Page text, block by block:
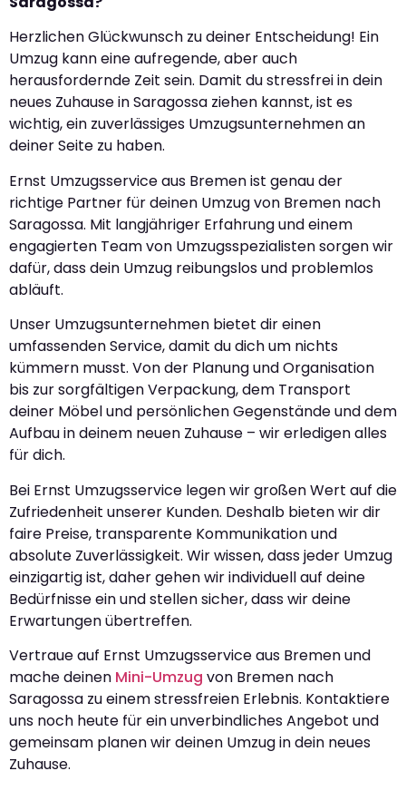
Herzlichen Glückwunsch zu deiner Entscheidung! Ein
Umzug kann eine aufregende, aber auch
herausfordernde Zeit sein. Damit du stressfrei in dein
neues Zuhause in Saragossa ziehen kannst, ist es
wichtig, ein zuverlässiges Umzugsunternehmen an
deiner Seite zu haben.
Ernst Umzugsservice aus Bremen ist genau der
richtige Partner für deinen Umzug von Bremen nach
Saragossa. Mit langjähriger Erfahrung und einem
engagierten Team von Umzugsspezialisten sorgen wir
dafür, dass dein Umzug reibungslos und problemlos
abläuft.
Unser Umzugsunternehmen bietet dir einen
umfassenden Service, damit du dich um nichts
kümmern musst. Von der Planung und Organisation
bis zur sorgfältigen Verpackung, dem Transport
deiner Möbel und persönlichen Gegenstände und dem
Aufbau in deinem neuen Zuhause – wir erledigen alles
für dich.
Bei Ernst Umzugsservice legen wir großen Wert auf die
Zufriedenheit unserer Kunden. Deshalb bieten wir dir
faire Preise, transparente Kommunikation und
absolute Zuverlässigkeit. Wir wissen, dass jeder Umzug
einzigartig ist, daher gehen wir individuell auf deine
Bedürfnisse ein und stellen sicher, dass wir deine
Erwartungen übertreffen.
Vertraue auf Ernst Umzugsservice aus Bremen und
mache deinen Mini-Umzug von Bremen nach
Saragossa zu einem stressfreien Erlebnis. Kontaktiere
uns noch heute für ein unverbindliches Angebot und
gemeinsam planen wir deinen Umzug in dein neues
Zuhause.